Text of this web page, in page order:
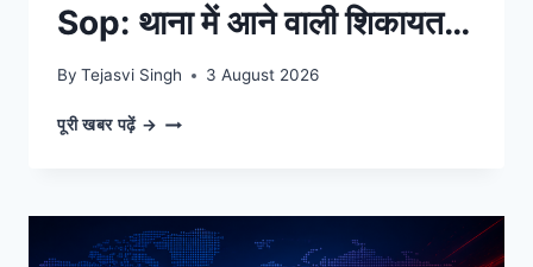
Sop: थाना में आने वाली शिकायत
के निस्तारण की अब नई एसओपी .
By Tejasvi Singh 3 August 2026
पूरी खबर पढ़ें → RAJASTHAN
थाना
में